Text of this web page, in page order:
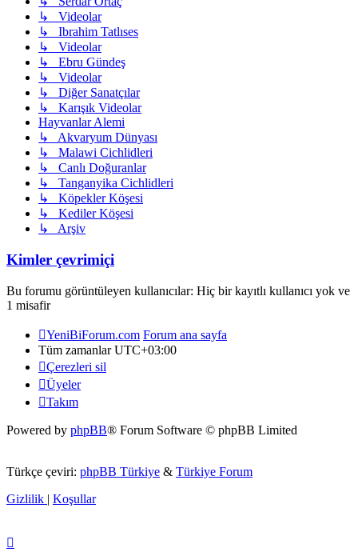
↳ Videolar
↳ Ibrahim Tatlıses
↳ Videolar
↳ Ebru Gündeş
↳ Videolar
↳ Diğer Sanatçılar
↳ Karışık Videolar
Hayvanlar Alemi
↳ Akvaryum Dünyası
↳ Malawi Cichlidleri
↳ Canlı Doğuranlar
↳ Tanganyika Cichlidleri
↳ Köpekler Köşesi
↳ Kediler Köşesi
↳ Arşiv
Kimler çevrimiçi
Bu forumu görüntüleyen kullanıcılar: Hiç bir kayıtlı kullanıcı yok ve
1 misafir
YeniBiForum.com Forum ana sayfa
Tüm zamanlarUTC+03:00
Çerezleri sil
Üyeler
Takım
Powered by phpBB® Forum Software © phpBB Limited
Türkçe çeviri: phpBB Türkiye & Türkiye Forum
Gizlilik | Koşullar